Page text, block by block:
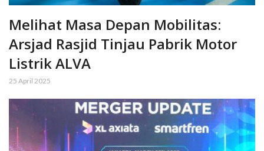
Melihat Masa Depan Mobilitas:
Arsjad Rasjid Tinjau Pabrik Motor
Listrik ALVA
25 April 2025